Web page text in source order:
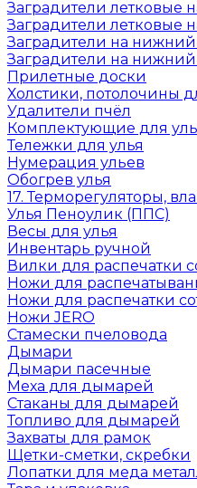
Заградители летковые
Заградители летковые
Заградители на нижний
Заградители на нижний
Прилетные доски
Холстики, потолочины
Удалители пчёл
Комплектующие для
Тележки для улья
Нумерация ульев
Обогрев улья
17. Терморегуляторы,
Улья Пеноулик (ППС)
Весы для улья
Инвентарь ручной
Вилки для распечатки
Ножи для
Ножи для распечатки
Ножи JERO
Стамески пчеловода
Дымари
Дымари пасечные
Меха для дымарей
Стаканы для дымарей
Топливо для дымарей
Захваты для рамок
Щетки-сметки, скребки
Лопатки для меда